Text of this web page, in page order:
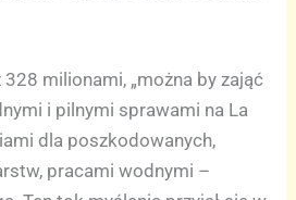
milionami, „można by zająć
i pilnymi sprawami na La
dla poszkodowanych,
pracami wodnymi –